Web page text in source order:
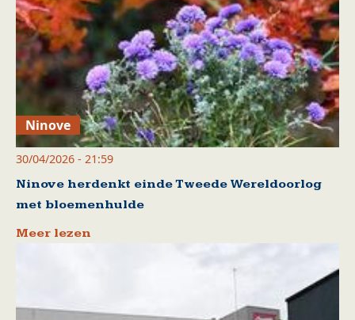
Ninove
30/04/2026 - 21:59
Ninove herdenkt einde Tweede Wereldoorlog
met bloemenhulde
Meer lezen